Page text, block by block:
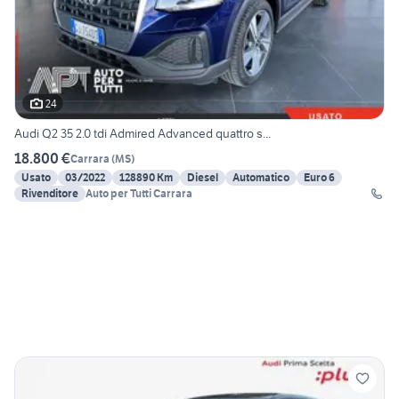
24
Audi Q2 35 2.0 tdi Admired Advanced quattro s...
18.800 €Carrara (MS)
Usato
03/2022 128890 Km Diesel Automatico
Euro 6
Rivenditore Auto per Tutti Carrara